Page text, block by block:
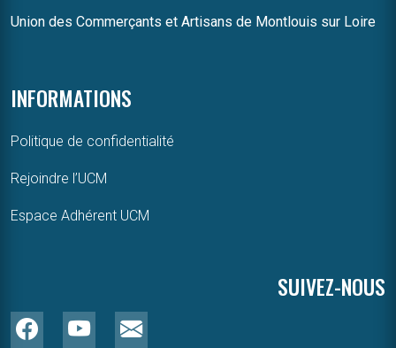
Union des Commerçants et Artisans de Montlouis sur Loire
INFORMATIONS
Politique de confidentialité
Rejoindre l’UCM
Espace Adhérent UCM
SUIVEZ-NOUS